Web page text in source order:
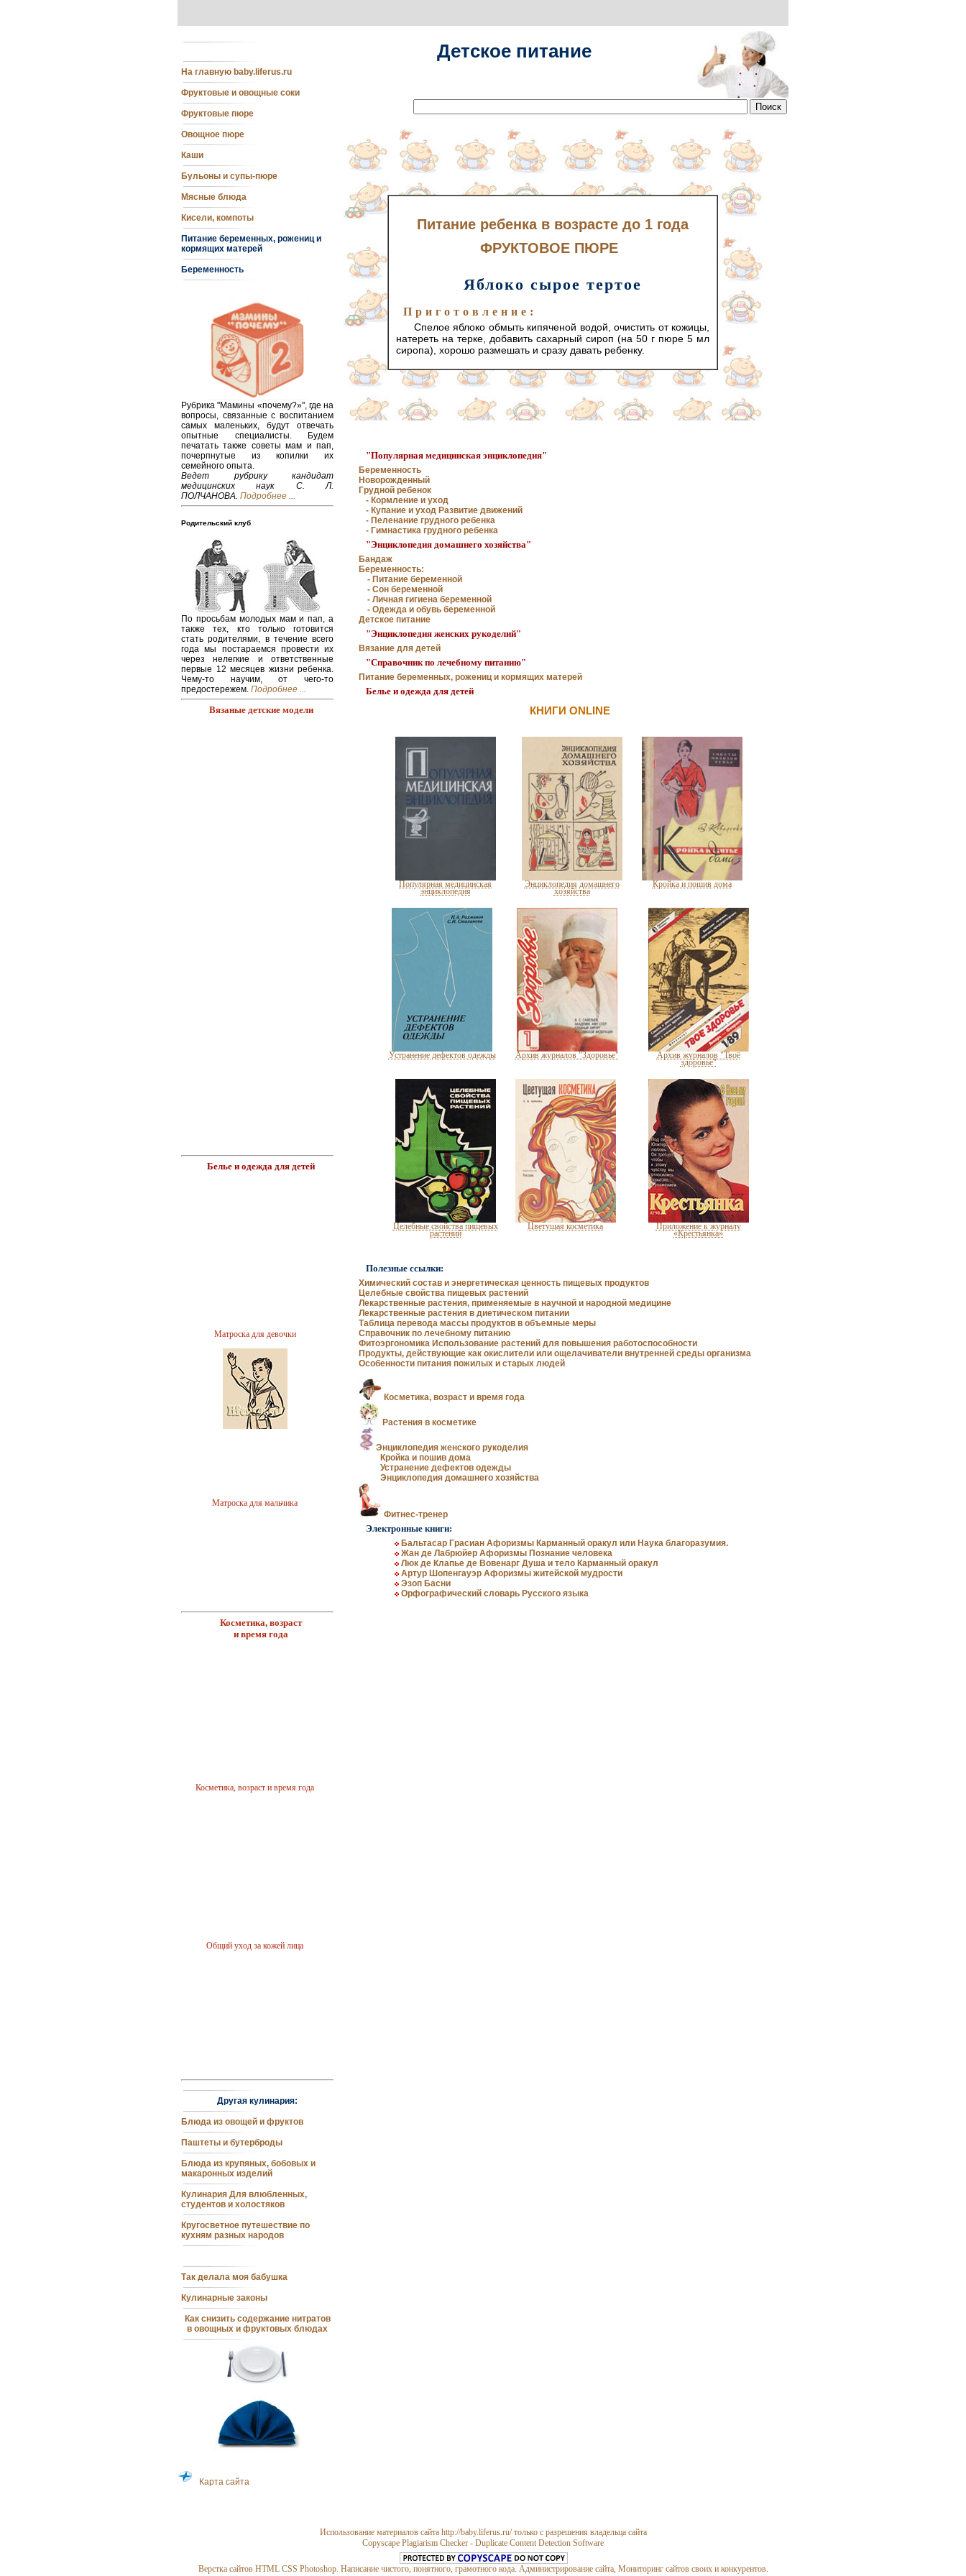
На главную baby.liferus.ru
Фруктовые и овощные соки
Фруктовые пюре
Овощное пюре
Каши
Бульоны и супы-пюре
Мясные блюда
Кисели, компоты
Питание беременных, рожениц и
кормящих матерей
Беременность
Рубрика "Мамины «почему?»", где на
вопросы, связанные с воспитанием
самых маленьких, будут отвечать
опытные специалисты. Будем
печатать также советы мам и пап,
почерпнутые из копилки их
семейного опыта.
Ведет рубрику кандидат
медицинских наук С. Л.
ПОЛЧАНОВА. Подробнее ...
Родительский клуб
По просьбам молодых мам и пап, а
также тех, кто только готовится
стать родителями, в течение всего
года мы постараемся провести их
через нелегкие и ответственные
первые 12 месяцев жизни ребенка.
Чему-то научим, от чего-то
предостережем. Подробнее ...
Вязаные детские модели
Белье и одежда для детей
Матроска для девочки
Матроска для мальчика
возраста (основа)
Платье с пелериной для девочки
Косметика, возраст
и время года
Косметика, возраст и время года
Общий уход за кожей лица
Способы вечерней очистки кожи
Питание кожи лица
Защита кожи лица и влияние
дневных кремов
Другая кулинария:
Блюда из овощей и фруктов
Паштеты и бутерброды
Блюда из крупяных, бобовых и
макаронных изделий
Кулинария Для влюбленных,
студентов и холостяков
Кругосветное путешествие по
кухням разных народов
Так делала моя бабушка
Кулинарные законы
Как снизить содержание нитратов
в овощных и фруктовых блюдах
Карта сайта
Детское питание
Питание ребенка в возрасте до 1 года
ФРУКТОВОЕ ПЮРЕ
Яблоко сырое тертое
Приготовление:
Спелое яблоко обмыть кипяченой водой, очистить от кожицы,
натереть на терке, добавить сахарный сироп (на 50 г пюре 5 мл
сиропа), хорошо размешать и сразу давать ребенку.
"Популярная медицинская энциклопедия"
Беременность
Новорожденный
Грудной ребенок
- Кормление и уход
- Купание и уход Развитие движений
- Пеленание грудного ребенка
- Гимнастика грудного ребенка
"Энциклопедия домашнего хозяйства"
Бандаж
Беременность:
- Питание беременной
- Сон беременной
- Личная гигиена беременной
- Одежда и обувь беременной
Детское питание
"Энциклопедия женских рукоделий"
Вязание для детей
"Справочник по лечебному питанию"
Питание беременных, рожениц и кормящих матерей
Белье и одежда для детей
КНИГИ ONLINE
Популярная медицинская
энциклопедия
Энциклопедия домашнего
хозяйства
Кройка и пошив дома
Устранение дефектов одежды Архив журналов "Здоровье" Архив журналов "Твоё
здоровье"
Целебные свойства пищевых
растений
Цветущая косметика Приложение к журналу
«Крестьянка»
Косметика, возраст и время
года
Фитоэргономика Зеленая аптека Кузбасса Лекарственные растения
Полезные ссылки:
Химический состав и энергетическая ценность пищевых продуктов
Целебные свойства пищевых растений
Лекарственные растения, применяемые в научной и народной медицине
Лекарственные растения в диетическом питании
Таблица перевода массы продуктов в объемные меры
Справочник по лечебному питанию
Фитоэргономика Использование растений для повышения работоспособности
Продукты, действующие как окислители или ощелачиватели внутренней среды организма
Особенности питания пожилых и старых людей
Косметика, возраст и время года
Растения в косметике
Энциклопедия женского рукоделия
Кройка и пошив дома
Устранение дефектов одежды
Энциклопедия домашнего хозяйства
Фитнес-тренер
Электронные книги:
Бальтасар Грасиан Афоризмы Карманный оракул или Наука благоразумия.
Жан де Лабрюйер Афоризмы Познание человека
Люк де Клапье де Вовенарг Душа и тело Карманный оракул
Артур Шопенгауэр Афоризмы житейской мудрости
Эзоп Басни
Орфографический словарь Русского языка
Использование материалов сайта http://baby.liferus.ru/ только с разрешения владельца сайта
Copyscape Plagiarism Checker - Duplicate Content Detection Software
Верстка сайтов HTML CSS Photoshop. Написание чистого, понятного, грамотного кода. Администрирование сайта, Мониторинг сайтов своих и конкурентов.